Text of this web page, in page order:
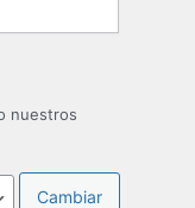
nuestros